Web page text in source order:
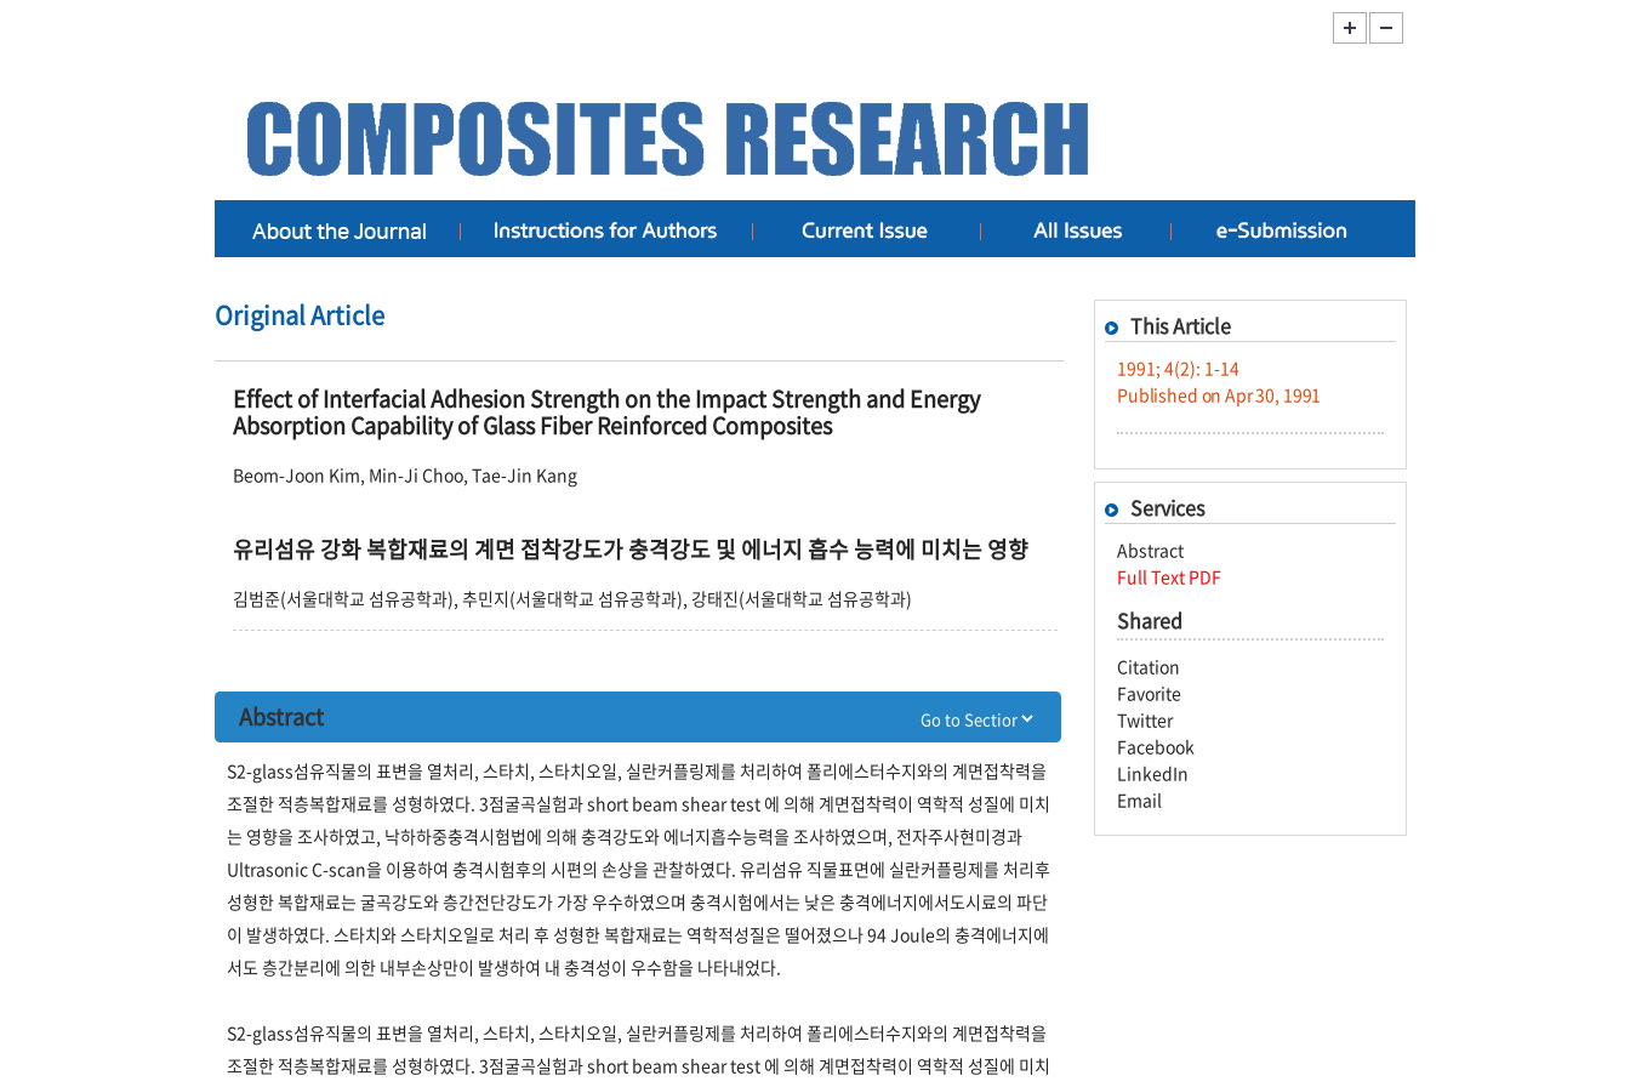
Original Article
Effect of Interfacial Adhesion Strength on the Impact Strength and Energy
Absorption Capability of Glass Fiber Reinforced Composites
Beom-Joon Kim, Min-Ji Choo, Tae-Jin Kang
유리섬유 강화 복합재료의 계면 접착강도가 충격강도 및 에너지 흡수 능력에 미치는 영향
김범준(서울대학교 섬유공학과), 추민지(서울대학교 섬유공학과), 강태진(서울대학교 섬유공학과)
Abstract
S2-glass섬유직물의 표변을 열처리, 스타치, 스타치오일, 실란커플링제를 처리하여 폴리에스터수지와의 계면접착력을
조절한 적층복합재료를 성형하였다. 3점굴곡실험과 short beam shear test 에 의해 계면접착력이 역학적 성질에 미치
는 영향을 조사하였고, 낙하하중충격시험법에 의해 충격강도와 에너지흡수능력을 조사하였으며, 전자주사현미경과
Ultrasonic C-scan을 이용하여 충격시험후의 시편의 손상을 관찰하였다. 유리섬유 직물표면에 실란커플링제를 처리후
성형한 복합재료는 굴곡강도와 층간전단강도가 가장 우수하였으며 충격시험에서는 낮은 충격에너지에서도시료의 파단
이 발생하였다. 스타치와 스타치오일로 처리 후 성형한 복합재료는 역학적성질은 떨어졌으나 94 Joule의 충격에너지에
서도 층간분리에 의한 내부손상만이 발생하여 내 충격성이 우수함을 나타내었다.
S2-glass섬유직물의 표변을 열처리, 스타치, 스타치오일, 실란커플링제를 처리하여 폴리에스터수지와의 계면접착력을
조절한 적층복합재료를 성형하였다. 3점굴곡실험과 short beam shear test 에 의해 계면접착력이 역학적 성질에 미치
This Article
1991; 4(2): 1-14
Published on Apr 30, 1991
Services
Abstract
Full Text PDF
Shared
Citation
Favorite
Twitter
Facebook
LinkedIn
Email